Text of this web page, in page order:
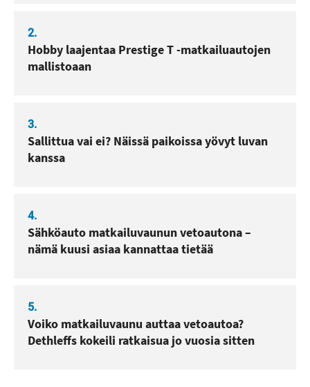
2.
Hobby laajentaa Prestige T -matkailuautojen
mallistoaan
3.
Sallittua vai ei? Näissä paikoissa yövyt luvan
kanssa
4.
Sähköauto matkailuvaunun vetoautona –
nämä kuusi asiaa kannattaa tietää
5.
Voiko matkailuvaunu auttaa vetoautoa?
Dethleffs kokeili ratkaisua jo vuosia sitten